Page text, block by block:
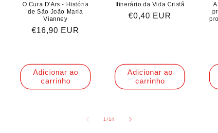
O Cura D'Ars - História
de São João Maria
Vianney
Preço
€16,90 EUR
Adicionar ao
carrinho
Itinerário da Vida Cristã
Preço
€0,40 EUR
Adicionar ao
carrinho
1/de
14